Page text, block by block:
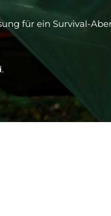
für ein Survival-